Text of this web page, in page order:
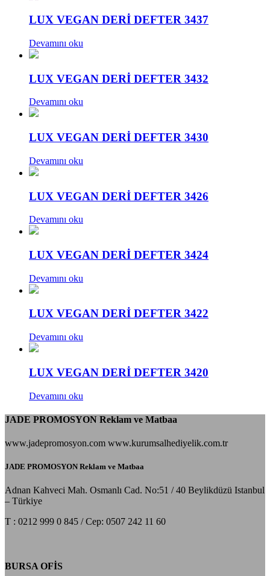
LUX VEGAN DERİ DEFTER 3437
Devamını oku
LUX VEGAN DERİ DEFTER 3432
Devamını oku
LUX VEGAN DERİ DEFTER 3430
Devamını oku
LUX VEGAN DERİ DEFTER 3426
Devamını oku
LUX VEGAN DERİ DEFTER 3424
Devamını oku
LUX VEGAN DERİ DEFTER 3422
Devamını oku
LUX VEGAN DERİ DEFTER 3420
Devamını oku
JADE PROMOSYON Reklam ve Matbaa
www.jadepromosyon.com www.kurumsalhediyelik.com.tr
JADE PROMOSYON Reklam ve Matbaa
Adnan Kahveci Mah. Osmanlı Cad. No:51 / 40 Beylikdüzü Istanbul
– Türkiye
T : 0212 999 0 845 / Cep: 0507 242 11 60
BURSA OFİS